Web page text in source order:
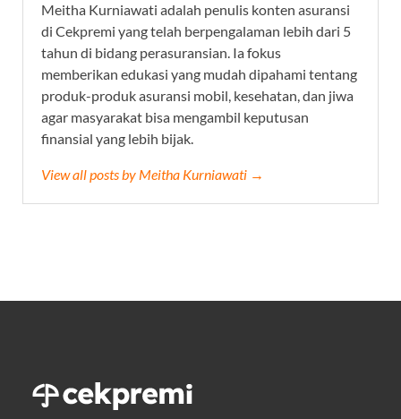
Meitha Kurniawati adalah penulis konten asuransi
di Cekpremi yang telah berpengalaman lebih dari 5
tahun di bidang perasuransian. Ia fokus
memberikan edukasi yang mudah dipahami tentang
produk-produk asuransi mobil, kesehatan, dan jiwa
agar masyarakat bisa mengambil keputusan
finansial yang lebih bijak.
View all posts by Meitha Kurniawati →